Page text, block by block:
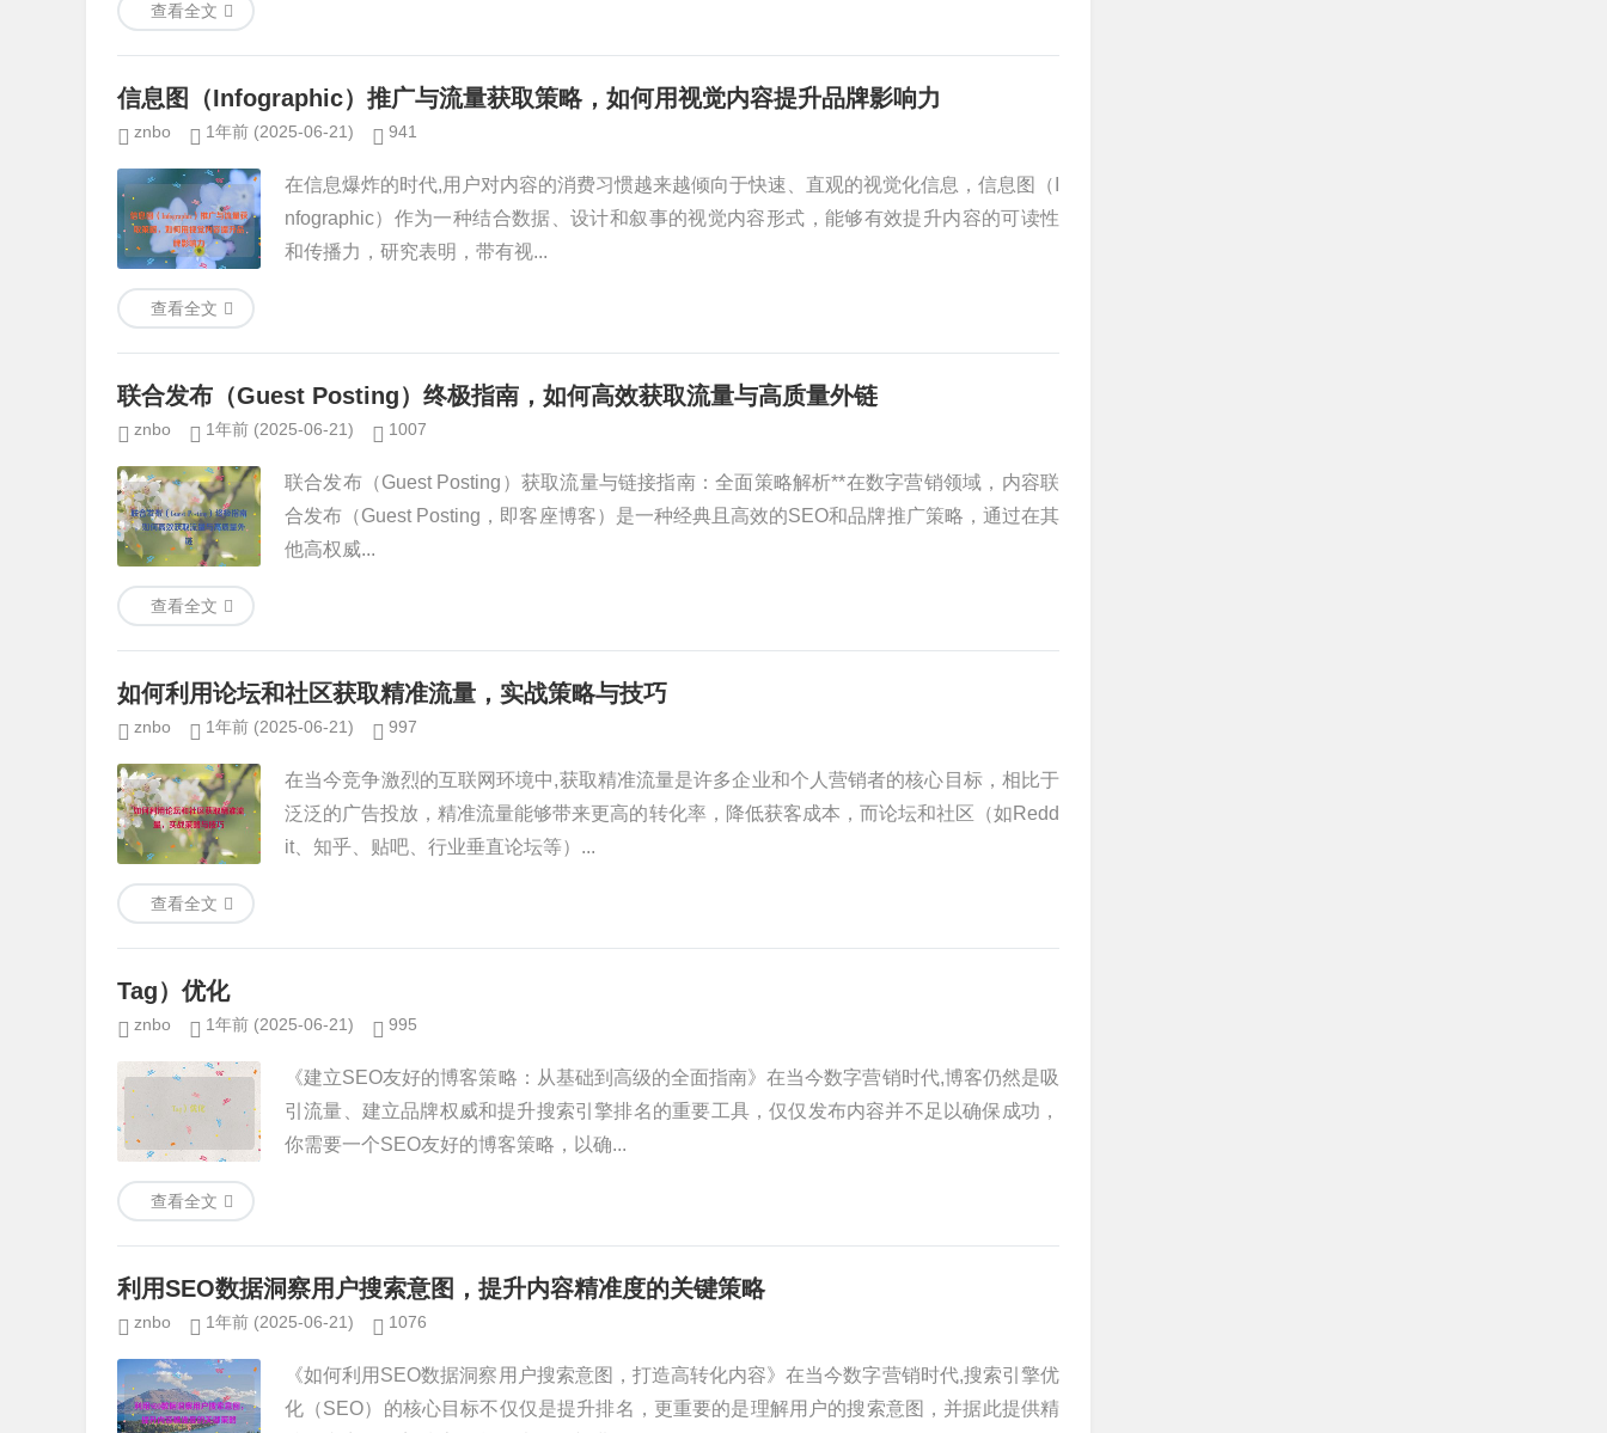
查看全文
信息图（Infographic）推广与流量获取策略，如何用视觉内容提升品牌影响力
znbo 1年前 (2025-06-21) 941
在信息爆炸的时代,用户对内容的消费习惯越来越倾向于快速、直观的视觉化信息，信息图（I
nfographic）作为一种结合数据、设计和叙事的视觉内容形式，能够有效提升内容的可读性
和传播力，研究表明，带有视...
查看全文
联合发布（Guest Posting）终极指南，如何高效获取流量与高质量外链
znbo 1年前 (2025-06-21) 1007
联合发布（Guest Posting）获取流量与链接指南：全面策略解析**在数字营销领域，内容联
合发布（Guest Posting，即客座博客）是一种经典且高效的SEO和品牌推广策略，通过在其
他高权威...
查看全文
如何利用论坛和社区获取精准流量，实战策略与技巧
znbo 1年前 (2025-06-21) 997
在当今竞争激烈的互联网环境中,获取精准流量是许多企业和个人营销者的核心目标，相比于
泛泛的广告投放，精准流量能够带来更高的转化率，降低获客成本，而论坛和社区（如Redd
it、知乎、贴吧、行业垂直论坛等）...
查看全文
Tag）优化
znbo 1年前 (2025-06-21) 995
《建立SEO友好的博客策略：从基础到高级的全面指南》在当今数字营销时代,博客仍然是吸
引流量、建立品牌权威和提升搜索引擎排名的重要工具，仅仅发布内容并不足以确保成功，
你需要一个SEO友好的博客策略，以确...
查看全文
利用SEO数据洞察用户搜索意图，提升内容精准度的关键策略
znbo 1年前 (2025-06-21) 1076
《如何利用SEO数据洞察用户搜索意图，打造高转化内容》在当今数字营销时代,搜索引擎优
化（SEO）的核心目标不仅仅是提升排名，更重要的是理解用户的搜索意图，并据此提供精